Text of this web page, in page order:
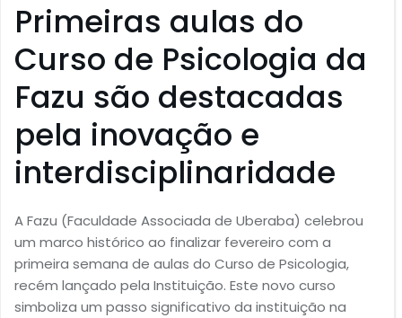
Primeiras aulas do
Curso de Psicologia da
Fazu são destacadas
pela inovação e
interdisciplinaridade
A Fazu (Faculdade Associada de Uberaba) celebrou
um marco histórico ao finalizar fevereiro com a
primeira semana de aulas do Curso de Psicologia,
recém lançado pela Instituição. Este novo curso
simboliza um passo significativo da instituição na